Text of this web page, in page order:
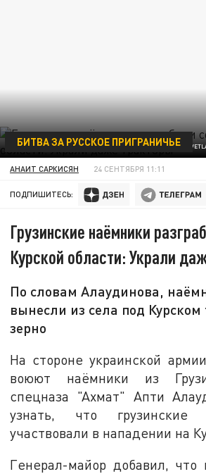
ФОТО:
БИТВА ЗА РУССКОЕ ПРИГРАНИЧЬЕ
АНАИТ САРКИСЯН 24 СЕНТЯБРЯ 11:11
ПОДПИШИТЕСЬ:
Грузинские наёмники
Курской области: Украли
По словам Алаудинова,
вынесли из села под
зерно
На стороне украинской
воюют наёмники из
спецназа "Ахмат" Апти
узнать, что грузинские
участвовали в нападении на
Генерал-майор добавил, что